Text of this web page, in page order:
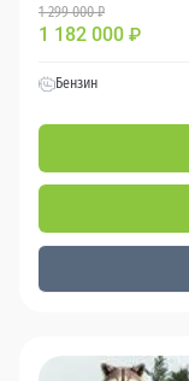
1 299 000 ₽
1 182 000 ₽
Бензин